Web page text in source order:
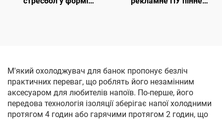
М'який охолоджувач для банок пропонує безліч
практичних переваг, що роблять його незамінним
аксесуаром для любителів напоїв. По-перше, його
передова технологія ізоляції зберігає напої холодними
протягом 4 годин або гарячими протягом 2 годин, що